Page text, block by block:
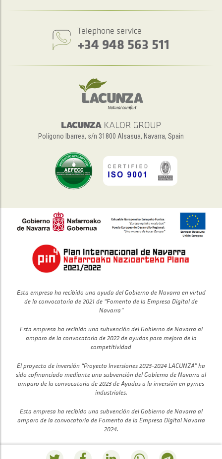
Telephone service
+34 948 563 511
Polígono Ibarrea, s/n 31800 Alsasua, Navarra, Spain
Esta empresa ha recibido una ayuda del Gobierno de Navarra en virtud
de la convocatoria de 2021 de “Fomento de la Empresa Digital de
Navarra”
Esta empresa ha recibido una subvención del Gobierno de Navarra al
amparo de la convocatoria de 2022 de ayudas para mejora de la
competitividad
El proyecto de inversión “Proyecto Inversiones 2023-2024 LACUNZA” ha
sido cofinanciado mediante una subvención del Gobierno de Navarra al
amparo de la convocatoria de 2023 de Ayudas a la inversión en pymes
industriales.
Esta empresa ha recibido una subvención del Gobierno de Navarra al
amparo de la convocatoria de Fomento de la Empresa Digital Navarra
2024.